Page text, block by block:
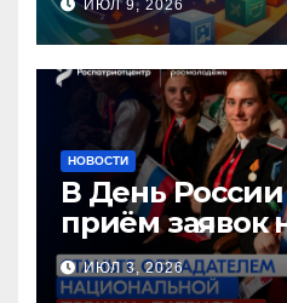
педагогов
образования!
ИЮЛ 9, 2026
НОВОСТИ
В День
приём заявок
«Патриот»
ИЮЛ 3, 2026